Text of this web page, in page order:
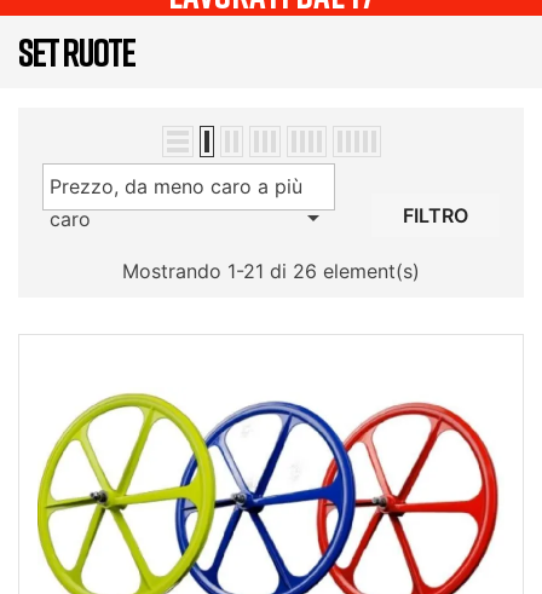
SET RUOTE
Prezzo, da meno caro a più
caro
 FILTRO
Mostrando 1-21 di 26 element(s)